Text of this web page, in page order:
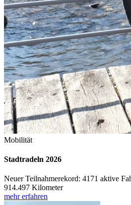
Mobilität
Stadtradeln 2026
Neuer Teilnahmerekord: 4171 aktive
914.497 Kilometer
mehr erfahren